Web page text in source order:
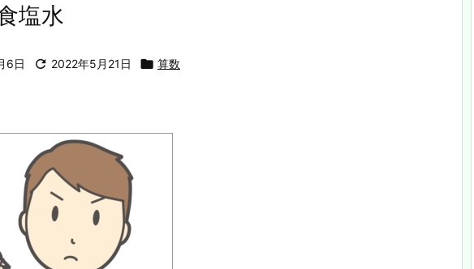
塩水
6日  2022年5月21日  算数